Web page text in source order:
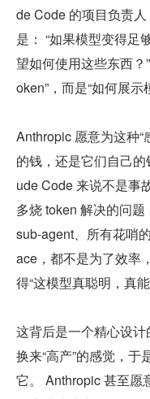
de Code 的项目负责
是： “如果模型变得
望如何使用这些东西
oken”，而是“如何展示
Anthropic 愿意为这种
的钱，还是它们自己
ude Code 来说不是事
多烧 token 解决的问
sub-agent、所有花哨
ace，都不是为了效率
得“这模型真聪明，真能
这背后是一个精心设计
换来“高产”的感觉，
它。 Anthropic 甚至